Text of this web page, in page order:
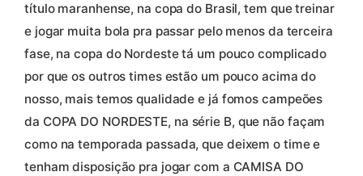
título maranhense, na copa do Brasil, tem que treinar
e jogar muita bola pra passar pelo menos da terceira
fase, na copa do Nordeste tá um pouco complicado
por que os outros times estão um pouco acima do
nosso, mais temos qualidade e já fomos campeões
da COPA DO NORDESTE, na série B, que não façam
como na temporada passada, que deixem o time e
tenham disposição pra jogar com a CAMISA DO